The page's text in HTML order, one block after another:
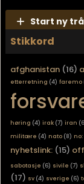
Start ny
Stikkord
afghanistan (16)
etterretning (4) faremo
høring (4) irak (7) iran
militære (4) nato (8) no:
nyhetslink: (15)
sabotasje (6) sivile (7)
(17) sv (4) sverige (6)